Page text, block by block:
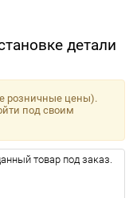
детали
розничные цены).
под своим
товар под заказ.